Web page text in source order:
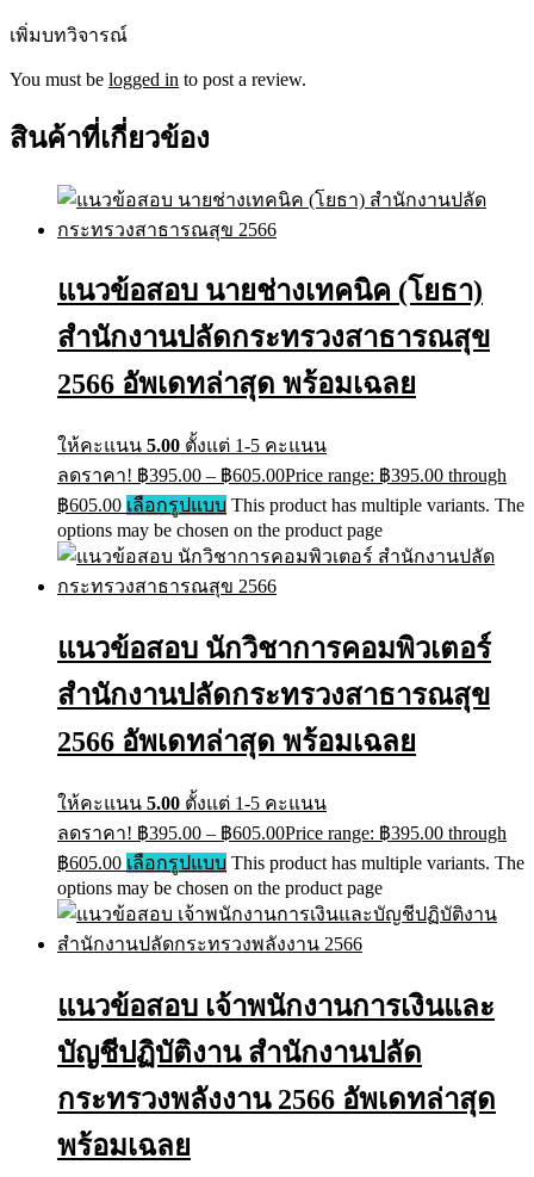
เพิ่มบทวิจารณ์
You must be logged in to post a review.
สินค้าที่เกี่ยวข้อง
แนวข้อสอบ นายช่างเทคนิค (โยธา)
สำนักงานปลัดกระทรวงสาธารณสุข
2566 อัพเดทล่าสุด พร้อมเฉลย
ให้คะแนน 5.00 ตั้งแต่ 1-5 คะแนน
ลดราคา! ฿395.00 – ฿605.00Price range: ฿395.00 through
฿605.00 เลือกรูปแบบ This product has multiple variants. The
options may be chosen on the product page
แนวข้อสอบ นักวิชาการคอมพิวเตอร์
สำนักงานปลัดกระทรวงสาธารณสุข
2566 อัพเดทล่าสุด พร้อมเฉลย
ให้คะแนน 5.00 ตั้งแต่ 1-5 คะแนน
ลดราคา! ฿395.00 – ฿605.00Price range: ฿395.00 through
฿605.00 เลือกรูปแบบ This product has multiple variants. The
options may be chosen on the product page
แนวข้อสอบ เจ้าพนักงานการเงินและ
บัญชีปฏิบัติงาน สำนักงานปลัด
กระทรวงพลังงาน 2566 อัพเดทล่าสุด
พร้อมเฉลย